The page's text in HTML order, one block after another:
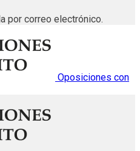
por correo electrónico.
Oposiciones con